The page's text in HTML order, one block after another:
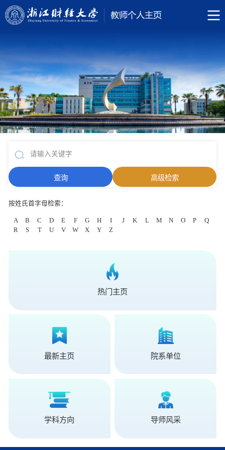
按姓氏首字母检索：
A B C D E F G H I J K L M N O P
Q
R
S T U V W X Y Z
热门主页
最新主页 院系单位
学科方向 导师风采